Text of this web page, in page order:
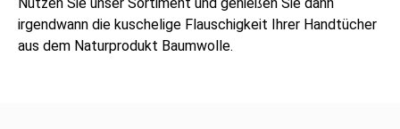
irgendwann die kuschelige Flauschigkeit Ihrer Handtücher
aus dem Naturprodukt Baumwolle.